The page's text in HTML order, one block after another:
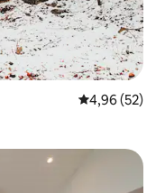
4,96 de uma
4,96 (52)